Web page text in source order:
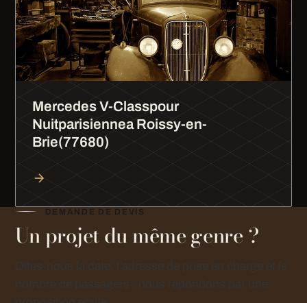
Mercedes V-Classpour
Nuitparisiennea Roissy-en-
Brie(77680)
DEMANDE DE DEVIS
Un projet du même genre ?